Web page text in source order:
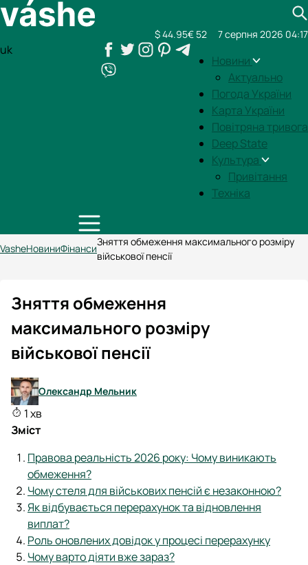
uk
Новини
Актуально
Погода України
Карта України
Повітряна тривога
Deep State
Культура
Привітання
Техніка
$ 44.95€ 52 7 серпня 2026 04:17
VasheНовиниФінанси
Зняття обмеження максимального розміру
військової пенсії
Зняття обмеження
максимального розміру
військової пенсії
Олександр Мельник
1 хв
Зміст
Правова реальність 2026 року: Чому виникають
обмеження?
Чому стеля для військових пенсій є незаконною?
Як відбувається перерахунок та відновлення
виплат?
Роль оновлених довідок у процесі перерахунку
Чому варто діяти вже зараз?